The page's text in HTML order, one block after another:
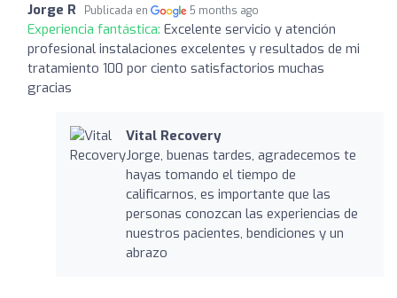
Jorge R Publicada en 5 months ago
Experiencia fantástica: Excelente servicio y atención
profesional instalaciones excelentes y resultados de mi
tratamiento 100 por ciento satisfactorios muchas
gracias
Vital Recovery
Jorge, buenas tardes, agradecemos te
hayas tomando el tiempo de
calificarnos, es importante que las
personas conozcan las experiencias de
nuestros pacientes, bendiciones y un
abrazo